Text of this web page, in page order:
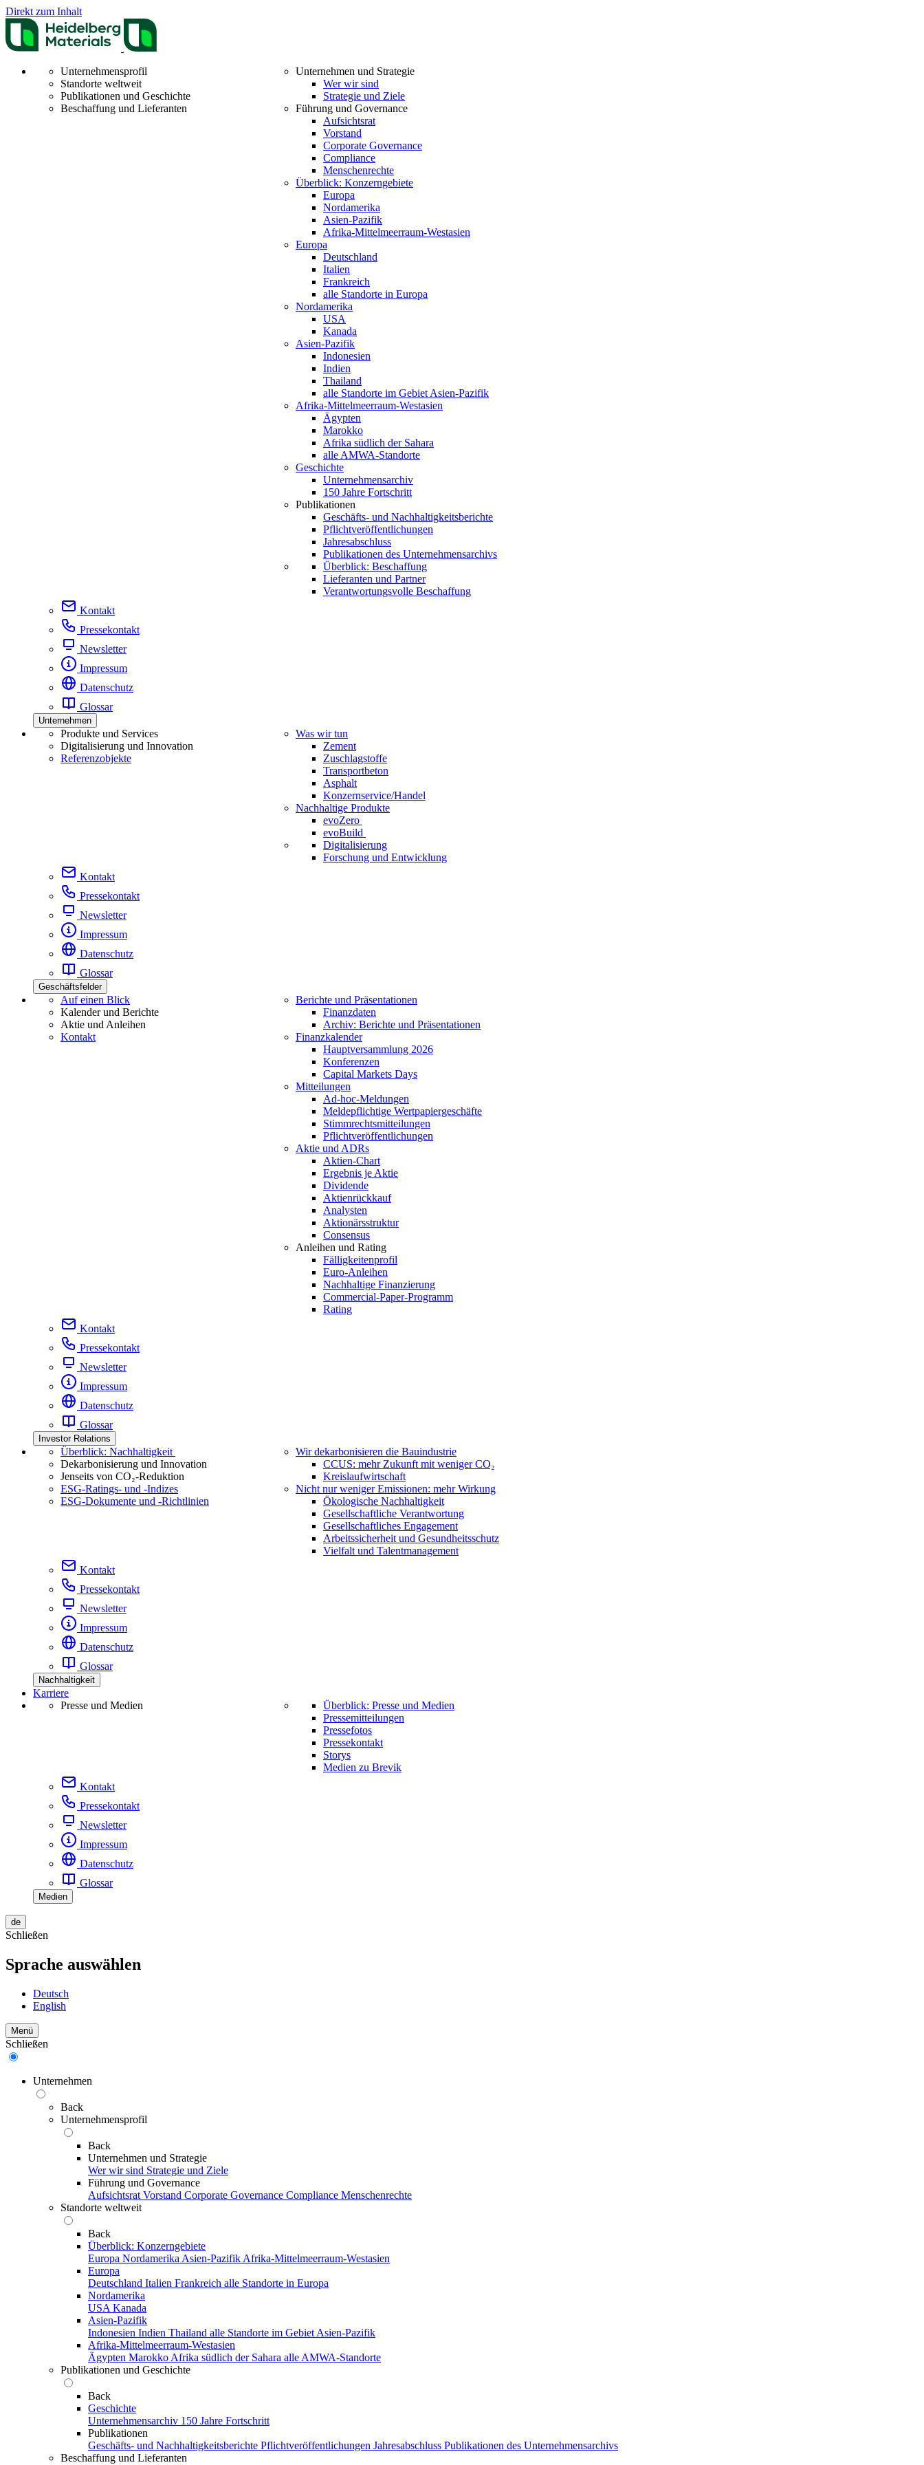
Direkt zum Inhalt
Unternehmensprofil
Standorte weltweit
Publikationen und Geschichte
Beschaffung und Lieferanten
Unternehmen und Strategie
Wer wir sind
Strategie und Ziele
Führung und Governance
Aufsichtsrat
Vorstand
Corporate Governance
Compliance
Menschenrechte
Überblick: Konzerngebiete
Europa
Nordamerika
Asien-Pazifik
Afrika-Mittelmeerraum-Westasien
Europa
Deutschland
Italien
Frankreich
alle Standorte in Europa
Nordamerika
USA
Kanada
Asien-Pazifik
Indonesien
Indien
Thailand
alle Standorte im Gebiet Asien-Pazifik
Afrika-Mittelmeerraum-Westasien
Ägypten
Marokko
Afrika südlich der Sahara
alle AMWA-Standorte
Geschichte
Unternehmensarchiv
150 Jahre Fortschritt
Publikationen
Geschäfts- und Nachhaltigkeitsberichte
Pflichtveröffentlichungen
Jahresabschluss
Publikationen des Unternehmensarchivs
Überblick: Beschaffung
Lieferanten und Partner
Verantwortungsvolle Beschaffung
Kontakt
Pressekontakt
Newsletter
Impressum
Datenschutz
Glossar
Unternehmen
Produkte und Services
Digitalisierung und Innovation
Referenzobjekte
Was wir tun
Zement
Zuschlagstoffe
Transportbeton
Asphalt
Konzernservice/Handel
Nachhaltige Produkte
evoZero
evoBuild
Digitalisierung
Forschung und Entwicklung
Kontakt
Pressekontakt
Newsletter
Impressum
Datenschutz
Glossar
Geschäftsfelder
Auf einen Blick
Kalender und Berichte
Aktie und Anleihen
Kontakt
Berichte und Präsentationen
Finanzdaten
Archiv: Berichte und Präsentationen
Finanzkalender
Hauptversammlung 2026
Konferenzen
Capital Markets Days
Mitteilungen
Ad-hoc-Meldungen
Meldepflichtige Wertpapiergeschäfte
Stimmrechtsmitteilungen
Pflichtveröffentlichungen
Aktie und ADRs
Aktien-Chart
Ergebnis je Aktie
Dividende
Aktienrückkauf
Analysten
Aktionärsstruktur
Consensus
Anleihen und Rating
Fälligkeitenprofil
Euro-Anleihen
Nachhaltige Finanzierung
Commercial-Paper-Programm
Rating
Kontakt
Pressekontakt
Newsletter
Impressum
Datenschutz
Glossar
Investor Relations
Überblick: Nachhaltigkeit
Dekarbonisierung und Innovation
Jenseits von CO₂-Reduktion
ESG-Ratings- und ‑Indizes
ESG-Dokumente und ‑Richtlinien
Wir dekarbonisieren die Bauindustrie
CCUS: mehr Zukunft mit weniger CO₂
Kreislaufwirtschaft
Nicht nur weniger Emissionen: mehr Wirkung
Ökologische Nachhaltigkeit
Gesellschaftliche Verantwortung
Gesellschaftliches Engagement
Arbeitssicherheit und Gesundheitsschutz
Vielfalt und Talentmanagement
Kontakt
Pressekontakt
Newsletter
Impressum
Datenschutz
Glossar
Nachhaltigkeit
Karriere
Presse und Medien
Überblick: Presse und Medien
Pressemitteilungen
Pressefotos
Pressekontakt
Storys
Medien zu Brevik
Kontakt
Pressekontakt
Newsletter
Impressum
Datenschutz
Glossar
Medien
de
Schließen
Sprache auswählen
Deutsch
English
Menü
Schließen
Unternehmen
Back
Unternehmensprofil
Back
Unternehmen und Strategie
Wer wir sind Strategie und Ziele
Führung und Governance
Aufsichtsrat Vorstand Corporate Governance Compliance Menschenrechte
Standorte weltweit
Back
Überblick: Konzerngebiete
Europa Nordamerika Asien-Pazifik Afrika-Mittelmeerraum-Westasien
Europa
Deutschland Italien Frankreich alle Standorte in Europa
Nordamerika
USA Kanada
Asien-Pazifik
Indonesien Indien Thailand alle Standorte im Gebiet Asien-Pazifik
Afrika-Mittelmeerraum-Westasien
Ägypten Marokko Afrika südlich der Sahara alle AMWA-Standorte
Publikationen und Geschichte
Back
Geschichte
Unternehmensarchiv 150 Jahre Fortschritt
Publikationen
Geschäfts- und Nachhaltigkeitsberichte Pflichtveröffentlichungen Jahresabschluss Publikationen des Unternehmensarchivs
Beschaffung und Lieferanten